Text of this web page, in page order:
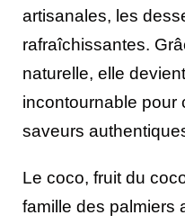
artisanales, les
rafraîchissantes.
naturelle, elle
incontournable pour
saveurs
Le coco, fruit du
famille des palmiers